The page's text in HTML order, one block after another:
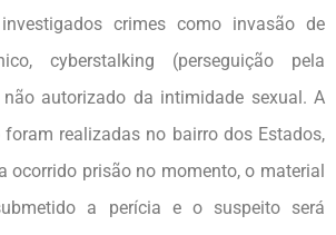
crimes como invasão de
cyberstalking (perseguição pela
autorizado da intimidade sexual. A
foram realizadas no bairro dos Estados,
ocorrido prisão no momento, o material
a perícia e o suspeito será